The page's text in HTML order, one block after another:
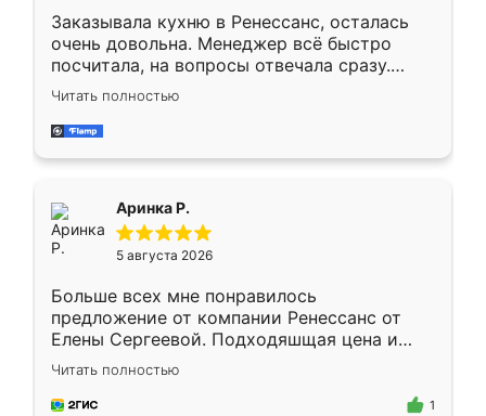
Заказывала кухню в Ренессанс, осталась
очень довольна. Менеджер всё быстро
посчитала, на вопросы отвечала сразу.
Замерщик приехал в субботу, подошёл к
делу со всей ответственностью. Собрали
за день, ребята работали аккуратно, даже
Читать полностью
Аринка Р.
5 августа 2026
Больше всех мне понравилось
предложение от компании Ренессанс от
Елены Сергеевой. Подходяшщая цена и
короткие сроки изготовления. Приехавший
для замера сотрудник Владислав
предложил по моему эскизу самый
Читать полностью
1